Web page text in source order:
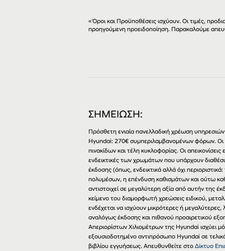
«Όροι και Προϋποθέσεις ισχύουν. Οι τιμές,
προηγούμενη προειδοποίηση. Παρακαλούμε
ΣΗΜΕΙΩΣΗ:
Πρόσθετη ενιαία πανελλαδική χρέωση
Hyundai: 270€ συμπεριλαμβανομένων φόρων.
πινακίδων και τέλη κυκλοφορίας. Οι
ενδεικτικές των χρωμάτων που υπάρχουν
έκδοσης (όπως, ενδεικτικά αλλά όχι
πολυμέσων, η επένδυση καθισμάτων και ούτω
αντιστοιχεί σε μεγαλύτερη αξία από αυτήν της
κείμενο του διαμορφωτή χρεώσεις ειδικού,
ενδέχεται να ισχύουν μικρότερες ή
αναλόγως έκδοσης και πιθανού προαιρετικού
Απεριορίστων Χιλιομέτρων της Hyundai ισχύει
εξουσιοδοτημένο αντιπρόσωπο Hyundai σε
βιβλίου εγγυήσεως. Απευθυνθείτε στοΔίκτυο